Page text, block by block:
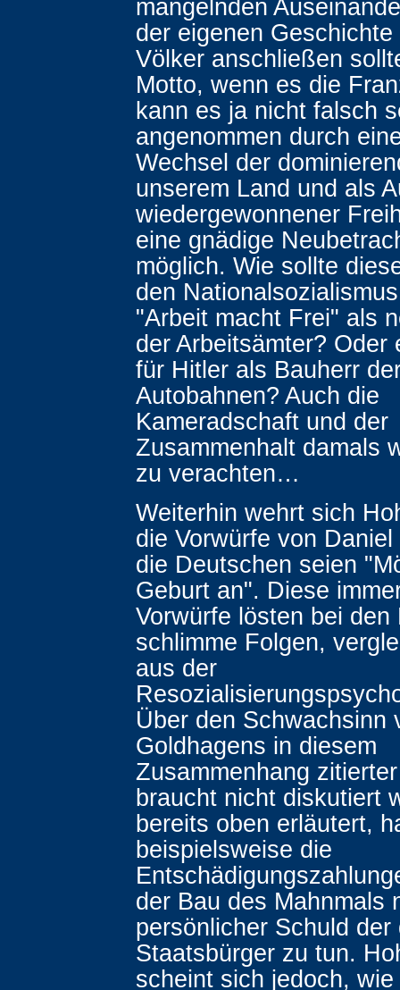
mangelnden
der eigenen Geschichte
Völker anschließen
Motto, wenn es die
kann es ja nicht falsch
angenommen durch
Wechsel der
unserem Land und als
wiedergewonnener
eine gnädige
möglich. Wie sollte
den
"Arbeit macht Frei" als
der Arbeitsämter? Oder
für Hitler als Bauherr
Autobahnen? Auch die
Kameradschaft und der
Zusammenhalt damals
zu verachten…
Weiterhin wehrt sich
die Vorwürfe von
die Deutschen seien
Geburt an". Diese
Vorwürfe lösten bei den
schlimme Folgen,
aus der
Über den Schwachsinn
Goldhagens in diesem
Zusammenhang
braucht nicht diskutiert
bereits oben erläutert,
beispielsweise die
der Bau des Mahnmals
persönlicher Schuld der
Staatsbürger zu tun.
scheint sich jedoch,